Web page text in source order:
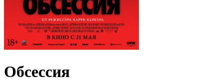
Обсессия